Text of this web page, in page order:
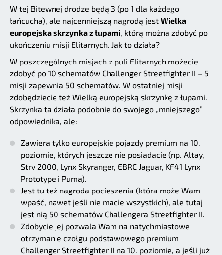
W tej Bitewnej drodze będą 3 (po 1 dla każdego
łańcucha), ale najcenniejszą nagrodą jest Wielka
europejska skrzynka z łupami , którą można zdobyć po
ukończeniu misji Elitarnych. Jak to działa?
W poszczególnych misjach z puli Elitarnych możecie
zdobyć po 10 schematów Challenger Streetfighter II – 5
misji zapewnia 50 schematów. W ostatniej misji
zdobędziecie też Wielką europejską skrzynkę z łupami.
Skrzynka ta działa podobnie do swojego „mniejszego”
odpowiednika, ale:
Zawiera tylko europejskie pojazdy premium na 10.
poziomie, których jeszcze nie posiadacie (np. Altay,
Strv 2000, Lynx Skyranger, EBRC Jaguar, KF41 Lynx
Prototype i Puma).
Jest tu też nagroda pocieszenia (która może Wam
wpaść, nawet jeśli nie macie wszystkich), ale tutaj
jest nią 50 schematów Challengera Streetfighter II.
Zdobycie jej pozwala Wam na natychmiastowe
otrzymanie czołgu podstawowego premium
Challenger Streetfighter II na 10. poziomie, a jeśli już